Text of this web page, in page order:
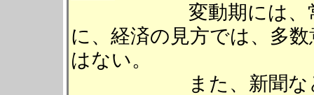
変動期には、常識
に、経済の見方では、多
はない。
また、新聞などの